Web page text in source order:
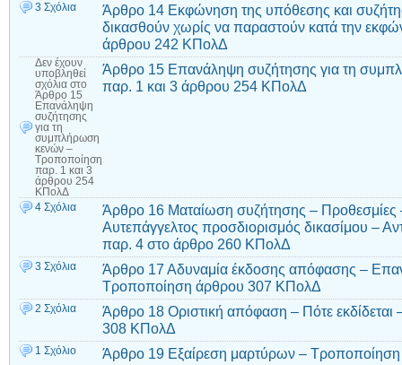
3 Σχόλια
Άρθρο 14 Εκφώνηση της υπόθεσης και
δικασθούν χωρίς να παραστούν κατά την
άρθρου 242 ΚΠολΔ
Δεν έχουν
υποβληθεί
σχόλια στο
Άρθρο 15
Επανάληψη
συζήτησης
για τη
συμπλήρωση
κενών –
Τροποποίηση
παρ. 1 και 3
άρθρου 254
ΚΠολΔ
Άρθρο 15 Επανάληψη συζήτησης για τη
παρ. 1 και 3 άρθρου 254 ΚΠολΔ
4 Σχόλια
Άρθρο 16 Ματαίωση συζήτησης – Προθεσμίες
Αυτεπάγγελτος προσδιορισμός δικασίμου –
παρ. 4 στο άρθρο 260 ΚΠολΔ
3 Σχόλια
Άρθρο 17 Αδυναμία έκδοσης απόφασης –
Τροποποίηση άρθρου 307 ΚΠολΔ
2 Σχόλια
Άρθρο 18 Οριστική απόφαση – Πότε
308 ΚΠολΔ
1 Σχόλιο Άρθρο 19 Εξαίρεση μαρτύρων –